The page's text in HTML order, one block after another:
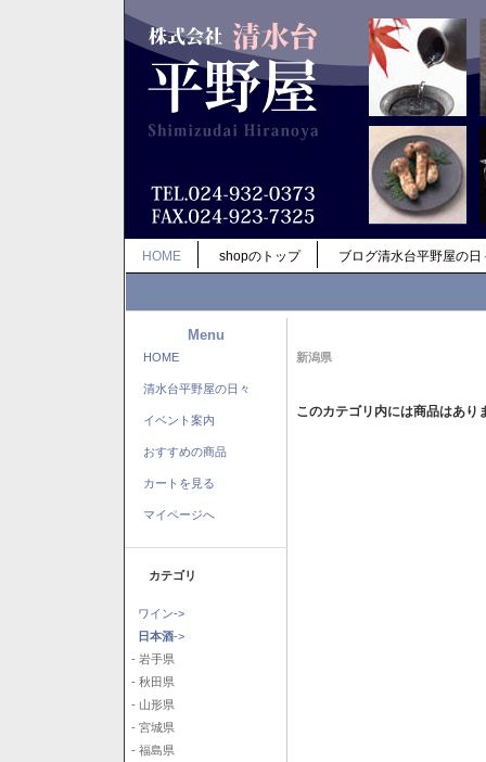
HOME shopのトップ ブログ清水台平野屋の日
Menu
HOME
清水台平野屋の日々
イベント案内
おすすめの商品
カートを見る
マイページへ
カテゴリ
ワイン->
日本酒->
- 岩手県
- 秋田県
- 山形県
- 宮城県
- 福島県
新潟県
このカテゴリ内には商品はあり